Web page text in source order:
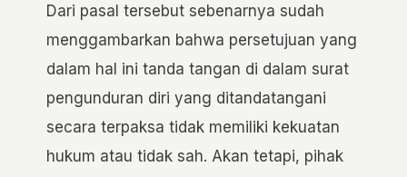
Dari pasal tersebut sebenarnya sudah
menggambarkan bahwa persetujuan yang
dalam hal ini tanda tangan di dalam surat
pengunduran diri yang ditandatangani
secara terpaksa tidak memiliki kekuatan
hukum atau tidak sah. Akan tetapi, pihak